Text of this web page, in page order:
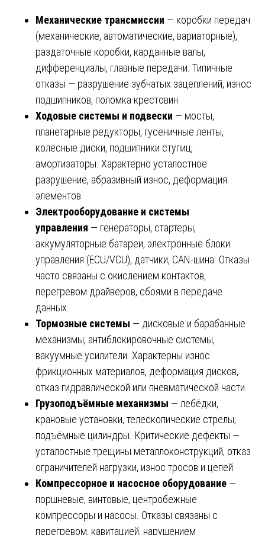
Механические трансмиссии — коробки передач
(механические, автоматические, вариаторные),
раздаточные коробки, карданные валы,
дифференциалы, главные передачи. Типичные
отказы — разрушение зубчатых зацеплений, износ
подшипников, поломка крестовин.
Ходовые системы и подвески — мосты,
планетарные редукторы, гусеничные ленты,
колёсные диски, подшипники ступиц,
амортизаторы. Характерно усталостное
разрушение, абразивный износ, деформация
элементов.
Электрооборудование и системы
управления — генераторы, стартеры,
аккумуляторные батареи, электронные блоки
управления (ECU/VCU), датчики, CAN-шина. Отказы
часто связаны с окислением контактов,
перегревом драйверов, сбоями в передаче
данных.
Тормозные системы — дисковые и барабанные
механизмы, антиблокировочные системы,
вакуумные усилители. Характерны износ
фрикционных материалов, деформация дисков,
отказ гидравлической или пневматической части.
Грузоподъёмные механизмы — лебёдки,
крановые установки, телескопические стрелы,
подъёмные цилиндры. Критические дефекты —
усталостные трещины металлоконструкций, отказ
ограничителей нагрузки, износ тросов и цепей.
Компрессорное и насосное оборудование —
поршневые, винтовые, центробежные
компрессоры и насосы. Отказы связаны с
перегревом, кавитацией, нарушением